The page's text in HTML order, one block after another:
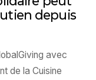
depuis
avec
de la Cuisine